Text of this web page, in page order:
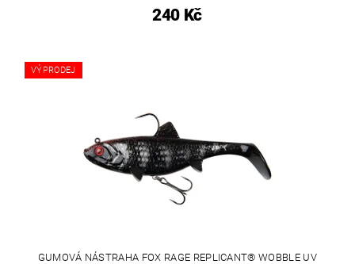
240 Kč
VÝPRODEJ
GUMOVÁ NÁSTRAHA FOX RAGE REPLICANT® WOBBLE UV